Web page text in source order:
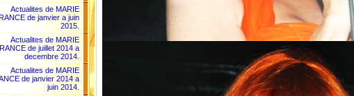
Actualites de MARIE
de janvier a juin
2015.
Actualites de MARIE
de juillet 2014 a
decembre 2014.
Actualites de MARIE
de janvier 2014 a
juin 2014.